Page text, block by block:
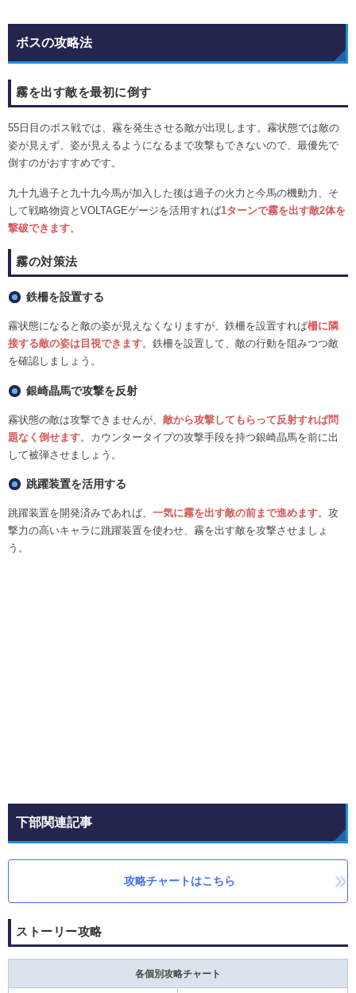
ボスの攻略法
霧を出す敵を最初に倒す
55日目のボス戦では、霧を発生させる敵が出現します。霧状態では敵の
姿が見えず、姿が見えるようになるまで攻撃もできないので、最優先で
倒すのがおすすめです。
九十九過子と九十九今馬が加入した後は過子の火力と今馬の機動力、そ
して戦略物資とVOLTAGEゲージを活用すれば1ターンで霧を出す敵2体を
撃破できます。
霧の対策法
鉄柵を設置する
霧状態になると敵の姿が見えなくなりますが、鉄柵を設置すれば柵に隣
接する敵の姿は目視できます。鉄柵を設置して、敵の行動を阻みつつ敵
を確認しましょう。
銀崎晶馬で攻撃を反射
霧状態の敵は攻撃できませんが、 敵から攻撃してもらって反射すれば問
題なく倒せます。カウンタータイプの攻撃手段を持つ銀崎晶馬を前に出
して被弾させましょう。
跳躍装置を活用する
跳躍装置を開発済みであれば、 一気に霧を出す敵の前まで進めます。攻
撃力の高いキャラに跳躍装置を使わせ、霧を出す敵を攻撃させましょ
う。
下部関連記事
攻略チャートはこちら
ストーリー攻略
各個別攻略チャート